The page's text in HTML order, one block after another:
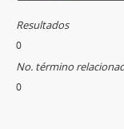
Resultados
0
No. término
0